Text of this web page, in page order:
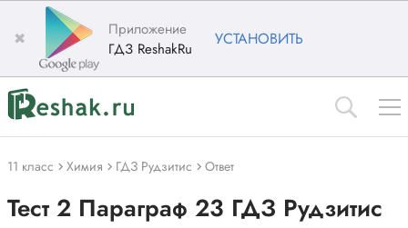
✖
Приложение
ГДЗ ReshakRu
УСТАНОВИТЬ
11 класс Химия ГДЗ Рудзитис Ответ
Тест 2 Параграф 23 ГДЗ Рудзитис